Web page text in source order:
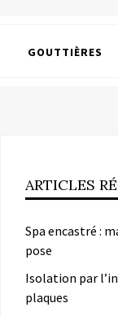
GOUTTIÈRES
ARTICLES
Spa encastré :
pose
Isolation par
plaques